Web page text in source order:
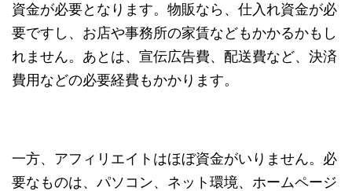
資金が必要となります。物販なら、仕入れ資金が必
要ですし、お店や事務所の家賃などもかかるかもし
れません。あとは、宣伝広告費、配送費など、決済
費用などの必要経費もかかります。
一方、アフィリエイトはほぼ資金がいりません。必
要なものは、パソコン、ネット環境、ホームページ